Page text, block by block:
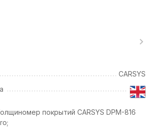
CARSYS
покрытий CARSYS DPM-816